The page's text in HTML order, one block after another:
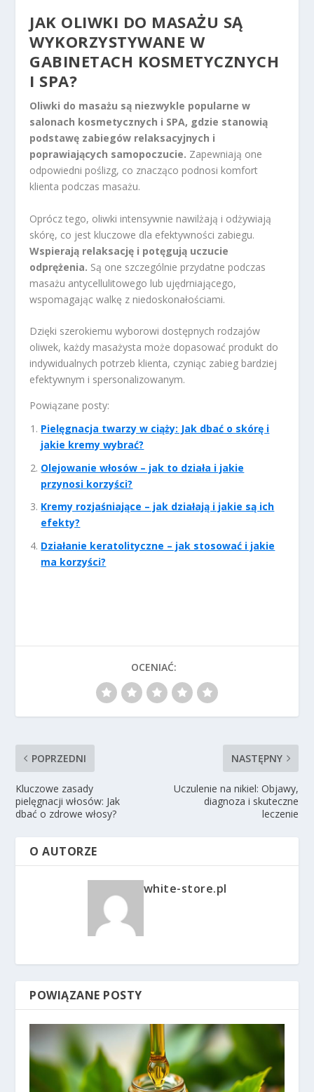
JAK OLIWKI DO MASAŻU SĄ
WYKORZYSTYWANE W
GABINETACH KOSMETYCZNYCH
I SPA?
Oliwki do masażu są niezwykle popularne w
salonach kosmetycznych i SPA, gdzie stanowią
podstawę zabiegów relaksacyjnych i
poprawiających samopoczucie. Zapewniają one
odpowiedni poślizg, co znacząco podnosi komfort
klienta podczas masażu.
Oprócz tego, oliwki intensywnie nawilżają i odżywiają
skórę, co jest kluczowe dla efektywności zabiegu.
Wspierają relaksację i potęgują uczucie
odprężenia. Są one szczególnie przydatne podczas
masażu antycellulitowego lub ujędrniającego,
wspomagając walkę z niedoskonałościami.
Dzięki szerokiemu wyborowi dostępnych rodzajów
oliwek, każdy masażysta może dopasować produkt do
indywidualnych potrzeb klienta, czyniąc zabieg bardziej
efektywnym i spersonalizowanym.
Powiązane posty:
Pielęgnacja twarzy w ciąży: Jak dbać o skórę i
jakie kremy wybrać?
Olejowanie włosów – jak to działa i jakie
przynosi korzyści?
Kremy rozjaśniające – jak działają i jakie są ich
efekty?
Działanie keratolityczne – jak stosować i jakie
ma korzyści?
OCENIAĆ:
POPRZEDNI
Kluczowe zasady
pielęgnacji włosów: Jak
dbać o zdrowe włosy?
NASTĘPNY
Uczulenie na nikiel: Objawy,
diagnoza i skuteczne
leczenie
O AUTORZE
white-store.pl
POWIĄZANE POSTY